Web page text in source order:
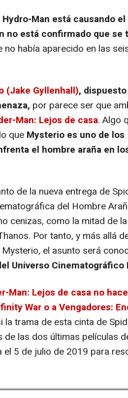
Hydro-Man está causando
no está confirmado que se
no había aparecido en las
(Jake Gyllenhall),
por parece ser que
Man: Lejos de casa. Algo
que Mysterio es uno de los
el hombre araña en
de la nueva entrega de
del Hombre
cenizas, como la mitad de
Por tanto, y más allá
el asunto será
Universo Cinematográfico
Man: Lejos de casa no hace
War o aVengadores:
trama de esta cinta de
las dos últimas películas
5 de julio de 2019 para